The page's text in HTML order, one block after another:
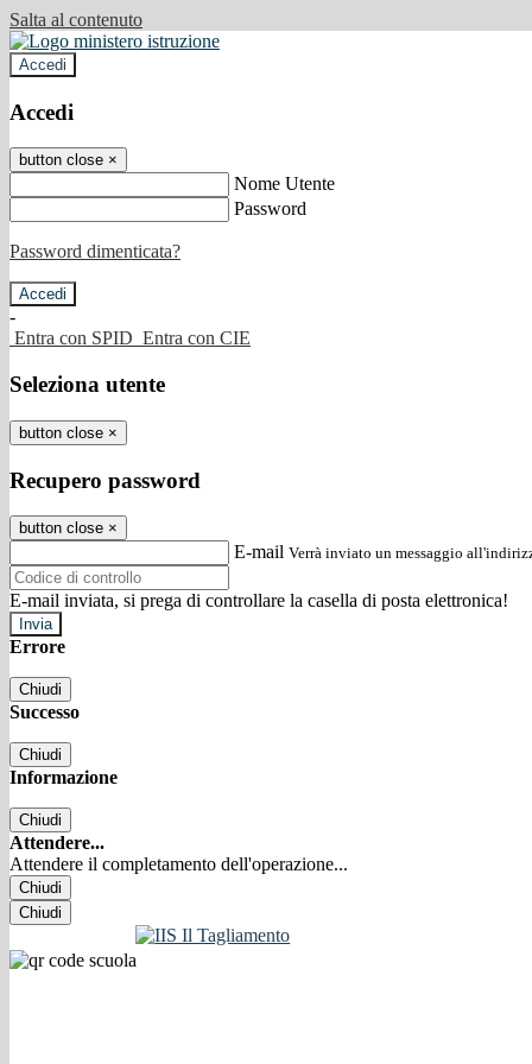
Salta al contenuto
Accedi
Accedi
button close ×
Nome Utente
Password
Password dimenticata?
-
Entra con SPID Entra con CIE
Seleziona utente
button close ×
Recupero password
button close ×
E-mail Verrà inviato un messaggio
E-mail inviata, si prega di controllare la casella di posta elettronica!
Errore
Chiudi
Successo
Chiudi
Informazione
Chiudi
Attendere...
Attendere il completamento dell'operazione...
Chiudi
Chiudi